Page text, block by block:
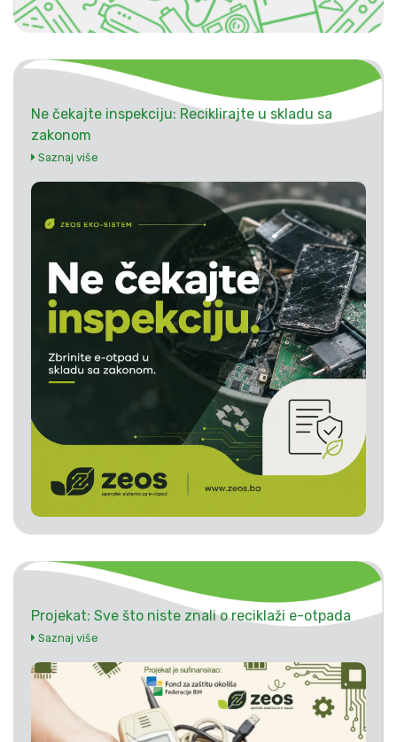
Ne čekajte inspekciju: Reciklirajte u skladu sa
zakonom
Saznaj više
Projekat: Sve što niste znali o reciklaži e-otpada
Saznaj više